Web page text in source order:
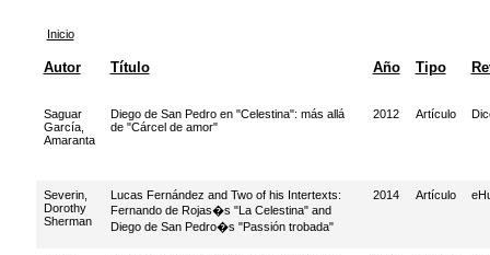
Inicio
Autor Título Año Tipo
Saguar
García,
Amaranta
Diego de San Pedro en "Celestina": más allá
de "Cárcel de amor"
2012 Artículo
Severin,
Dorothy
Sherman
Lucas Fernández and Two of his Intertexts:
Fernando de Rojas�s "La Celestina" and
Diego de San Pedro�s "Passión trobada"
2014 Artículo